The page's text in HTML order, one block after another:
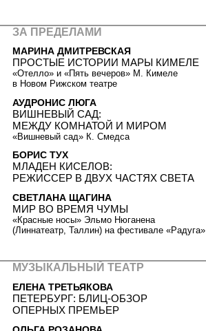
ЗА ПРЕДЕЛАМИ
МАРИНА ДМИТРЕВСКАЯ
ПРОСТЫЕ ИСТОРИИ МАРЫ КИМЕЛЕ
«Отелло» и «Пять вечеров» М. Кимеле
в Новом Рижском театре
АУДРОНИС ЛЮГА
ВИШНЕВЫЙ САД:
МЕЖДУ КОМНАТОЙ И МИРОМ
«Вишневый сад» К. Смедса
БОРИС ТУХ
МЛАДЕН КИСЕЛОВ:
РЕЖИССЕР В ДВУХ ЧАСТЯХ СВЕТА
СВЕТЛАНА ЩАГИНА
МИР ВО ВРЕМЯ ЧУМЫ
«Красные носы» Эльмо Нюганена
(Линнатеатр, Таллин) на фестивале «Радуга»
МУЗЫКАЛЬНЫЙ ТЕАТР
ЕЛЕНА ТРЕТЬЯКОВА
ПЕТЕРБУРГ: БЛИЦ-ОБЗОР
ОПЕРНЫХ ПРЕМЬЕР